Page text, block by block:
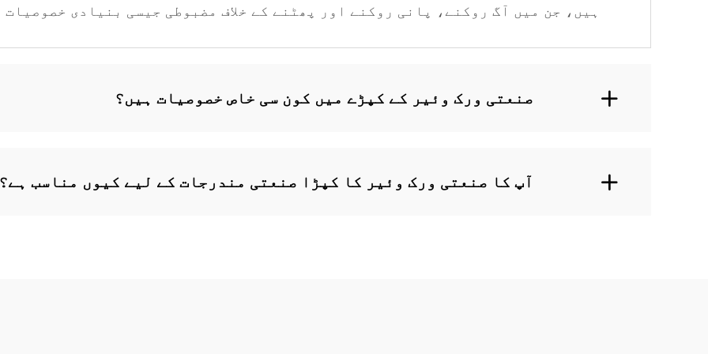
ہیں، جن میں آگ روکنے، پانی روکنے اور پھٹنے کے خلاف مضبوطی جیسی بنیادی خصوصیات
صنعتی ورک وئیر کے کپڑے میں کون سی خاص خصوصیات ہیں؟
آپ کا صنعتی ورک وئیر کا کپڑا صنعتی مندرجات کے لیے کیوں مناسب ہے؟